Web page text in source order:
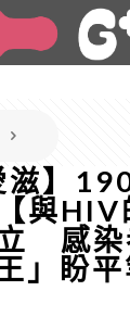
滋】
與HIV
感染
」盼平